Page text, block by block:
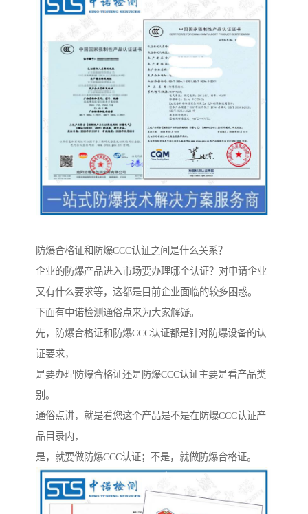
防爆合格证和防爆CCC认证之间是什么关系？
企业的防爆产品进入市场要办理哪个认证？对申请企业
又有什么要求等，这都是目前企业面临的较多困惑。
下面有中诺检测通俗点来为大家解疑。
先，防爆合格证和防爆CCC认证都是针对防爆设备的认
证要求，
是要办理防爆合格证还是防爆CCC认证主要是看产品类
别。
通俗点讲，就是看您这个产品是不是在防爆CCC认证产
品目录内，
是，就要做防爆CCC认证；不是，就做防爆合格证。